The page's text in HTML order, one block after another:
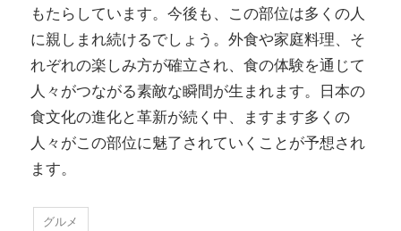
もたらしています。今後も、この部位は多くの人
に親しまれ続けるでしょう。外食や家庭料理、そ
れぞれの楽しみ方が確立され、食の体験を通じて
人々がつながる素敵な瞬間が生まれます。日本の
食文化の進化と革新が続く中、ますます多くの
人々がこの部位に魅了されていくことが予想され
ます。
グルメ